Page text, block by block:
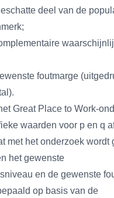
deel van de
foutmarge
Great Place to Work-
waarden voor p en q
met het onderzoek wordt
het gewenste
en de gewenste
op basis van de